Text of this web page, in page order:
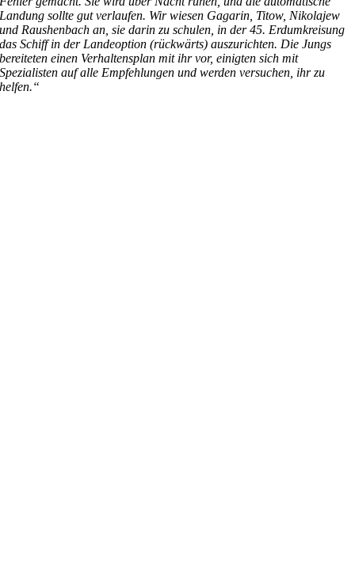
Landung sollte gut verlaufen. Wir wiesen Gagarin, Titow, Nikolajew
und Raushenbach an, sie darin zu schulen, in der 45. Erdumkreisung
das Schiff in der Landeoption (rückwärts) auszurichten. Die Jungs
bereiteten einen Verhaltensplan mit ihr vor, einigten sich mit
Spezialisten auf alle Empfehlungen und werden versuchen, ihr zu
helfen.“